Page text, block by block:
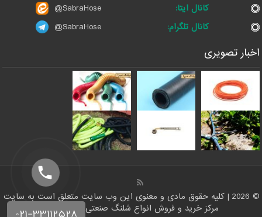
کانال ایتا:
@SabraHose
کانال تلگرام:
@SabraHose
اخبار تصویری
© 2026 | کلیه حقوق مادی و معنوی این وب سایت متعلق است به سایت
مرکز خرید و فروش انواع شلنگ صنعتی | شلنگ من